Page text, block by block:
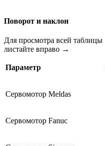
Поворот и наклон
Для просмотра всей таблицы
листайте вправо →
Параметр
Сервомотор Meldas
Сервомотор Fanuc